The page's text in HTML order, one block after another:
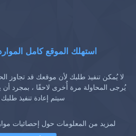
استهلك الموقع كامل
لا يُمكن تنفيذ طلبك لأن موقعك قد تجاوز
يُرجى المحاولة مرة أُخرى لاحقًا ، بمجرد أن
سيتم إعادة تنفيذ طلبك
لمزيد من المعلومات حول إحصائيات